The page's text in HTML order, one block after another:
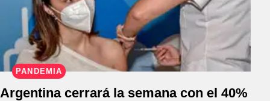
PANDEMIA
Argentina cerrará la semana con el 40%